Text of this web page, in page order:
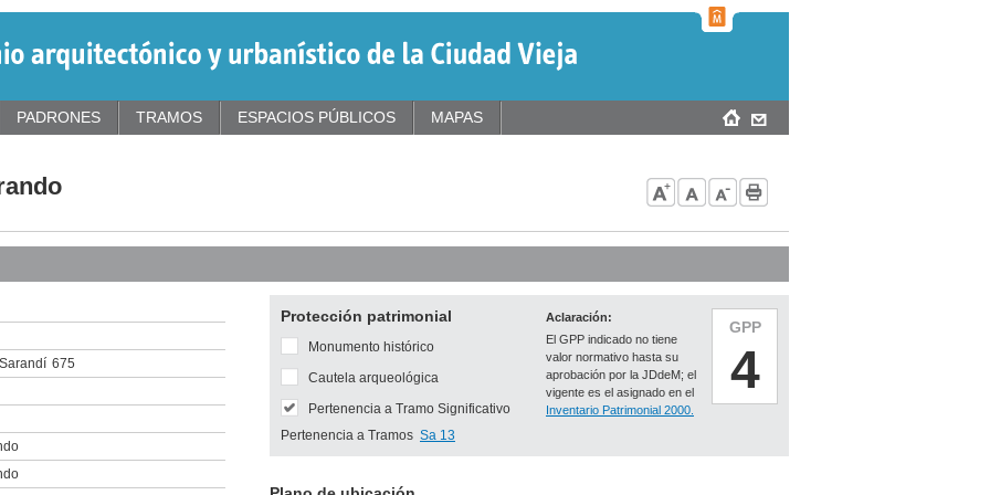
Sarandí 675
Protección patrimonial
GPP
4
Aclaración:
El GPP indicado no tiene
valor normativo hasta su
aprobación por la JDdeM; el
vigente es el asignado en el
Inventario Patrimonial 2000.
Monumento histórico
Cautela arqueológica
Pertenencia a Tramo Significativo
Pertenencia a Tramos Sa 13
PADRONES TRAMOS ESPACIOS PÚBLICOS MAPAS